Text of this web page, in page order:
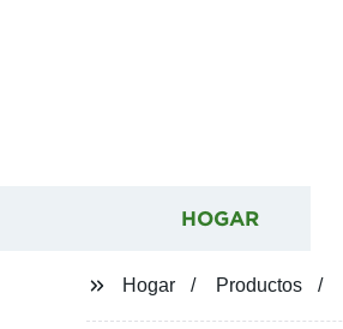
HOGAR
Hogar Productos